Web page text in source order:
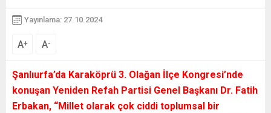
Yayınlama: 27.10.2024
A+ A-
Şanlıurfa’da Karaköprü 3. Olağan İlçe Kongresi’nde
konuşan Yeniden Refah Partisi Genel Başkanı Dr. Fatih
Erbakan, “Millet olarak çok ciddi toplumsal bir